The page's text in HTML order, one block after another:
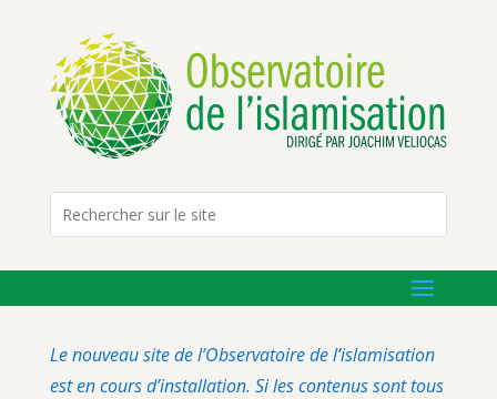
Le nouveau site de l’Observatoire de l’islamisation
est en cours d’installation. Si les contenus sont tous